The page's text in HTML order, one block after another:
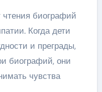
биографий
Когда дети
и преграды,
биографий, они
чувства